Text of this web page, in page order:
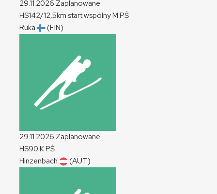
29.11.2026 Zaplanowane
HS142/12,5km start wspólnyM PŚ
Ruka
(FIN)
29.11.2026 Zaplanowane
HS90 KPŚ
Hinzenbach
(AUT)